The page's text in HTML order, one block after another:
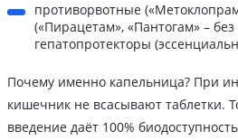
противорвотные
(«Пирацетам», «Пантогам» –
гепатопротекторы
Почему именно капельница? При
кишечник не всасывают таблетки.
введение даёт 100%